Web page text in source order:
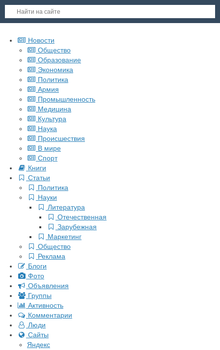
Новости
Общество
Образование
Экономика
Политика
Армия
Промышленность
Медицина
Культура
Наука
Происшествия
В мире
Спорт
Книги
Статьи
Политика
Науки
Литература
Отечественная
Зарубежная
Маркетинг
Общество
Реклама
Блоги
Фото
Объявления
Группы
Активность
Комментарии
Люди
Сайты
Яндекс